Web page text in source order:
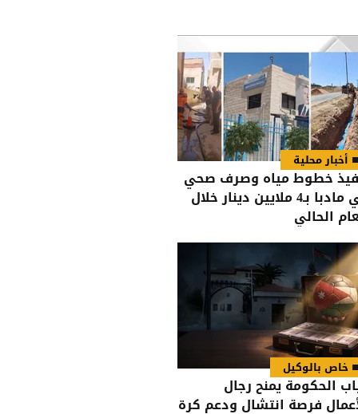
أخبار محلية
خطوط مياه وصرف صحي
في مادبا بـ4 ملايين دينار خلال
الحالي
خاص بالوكيل
الحكومة يمنح رجال
فرصة انتشال ودعم كرة